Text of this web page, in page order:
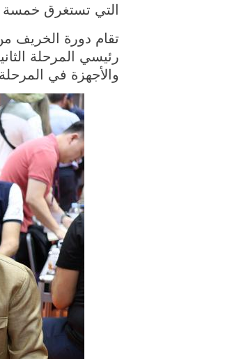
التي تستغرق خمسة
تقام دورة
رئيسي المرحلة
والأجهزة في